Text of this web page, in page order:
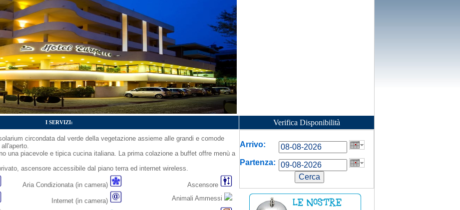
Verifica Disponibilità
Arrivo:
Partenza:
I SERVIZI:
circondata dal verde della vegetazione assieme alle grandi e comode
una piacevole e tipica cucina italiana. La prima colazione a buffet offre menù a
ascensore accessibile dal piano terra ed internet wireless.
Aria Condizionata (in camera) Ascensore
Internet (in camera) Animali Ammessi